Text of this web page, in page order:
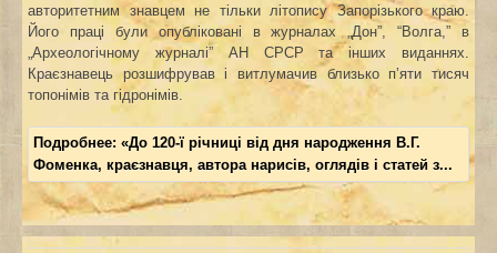
авторитетним знавцем не тільки літопису Запорізького краю.
Його праці були опубліковані в журналах „Дон”, “Волга,” в
„Археологічному журналі” АН СРСР та інших виданнях.
Краєзнавець розшифрував і витлумачив близько п’яти тисяч
топонімів та гідронімів.
Подробнее: «До 120-ї річниці від дня народження В.Г.
Фоменка, краєзнавця, автора нарисів, оглядів і статей з...